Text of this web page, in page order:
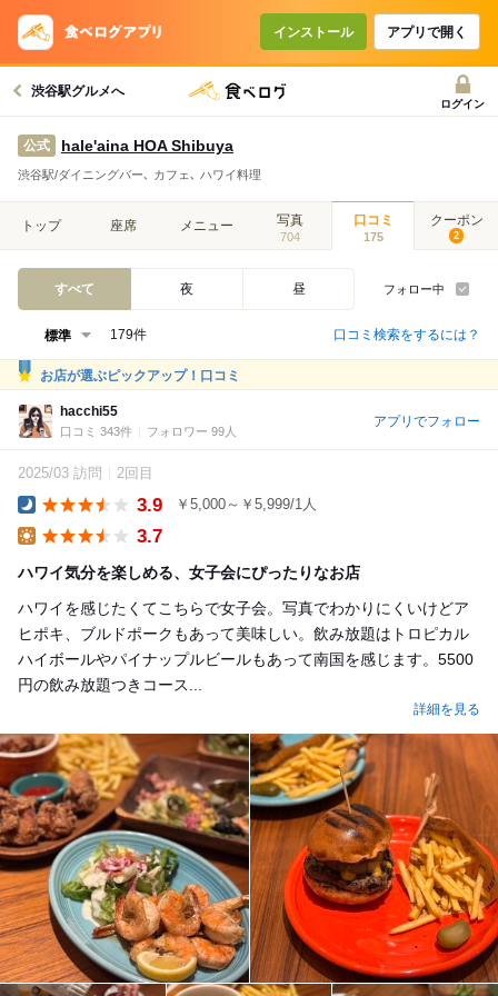
インストール アプリで開く
渋谷駅グルメへ
ログイン
公式 hale'aina HOA Shibuya
渋谷駅/ダイニングバー､ カフェ､ ハワイ料理
トップ 座席 メニュー 写真
704
口コミ
175
クーポン
2
すべて 夜 昼 フォロー中
179件 口コミ検索をするには？
お店が選ぶピックアップ！口コミ
hacchi55
口コミ 343件 フォロワー 99人
アプリでフォロー
2025/03 訪問 2回目
3.9 ￥5,000～￥5,999/1人
3.7
ハワイ気分を楽しめる、女子会にぴったりなお店
ハワイを感じたくてこちらで女子会。写真でわかりにくいけどア
ヒポキ、ブルドポークもあって美味しい。飲み放題はトロピカル
ハイボールやパイナップルビールもあって南国を感じます。5500
円の飲み放題つきコース...
詳細を見る